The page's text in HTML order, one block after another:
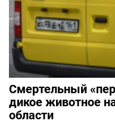
Смертельный
дикое животное
области